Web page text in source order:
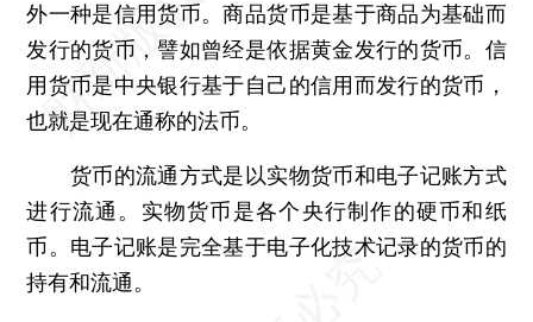
外一种是信用货币。商品货币是基于商品为基础而
发行的货币，譬如曾经是依据黄金发行的货币。信
用货币是中央银行基于自己的信用而发行的货币，
也就是现在通称的法币。
货币的流通方式是以实物货币和电子记账方式
进行流通。实物货币是各个央行制作的硬币和纸
币。电子记账是完全基于电子化技术记录的货币的
持有和流通。